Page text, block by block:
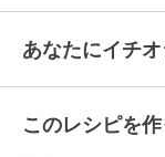
あなたにイチ
このレシピを